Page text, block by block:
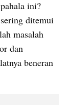
ini?
ditemui
masalah
dan
beneran